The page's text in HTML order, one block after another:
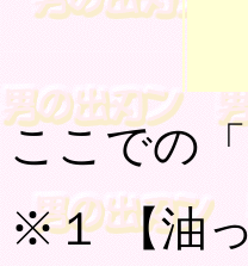
ここでの「
※１ 【油